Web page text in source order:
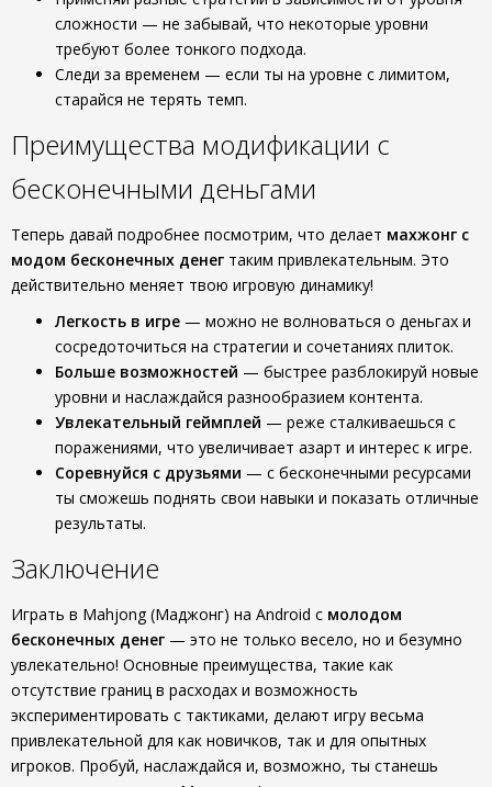
сложности — не забывай, что некоторые уровни
требуют более тонкого подхода.
Следи за временем — если ты на уровне с лимитом,
старайся не терять темп.
Преимущества модификации с
бесконечными деньгами
Теперь давай подробнее посмотрим, что делает махжонг с
модом бесконечных денег таким привлекательным. Это
действительно меняет твою игровую динамику!
Легкость в игре — можно не волноваться о деньгах и
сосредоточиться на стратегии и сочетаниях плиток.
Больше возможностей — быстрее разблокируй новые
уровни и наслаждайся разнообразием контента.
Увлекательный геймплей — реже сталкиваешься с
поражениями, что увеличивает азарт и интерес к игре.
Соревнуйся с друзьями — с бесконечными ресурсами
ты сможешь поднять свои навыки и показать отличные
результаты.
Заключение
Играть в Mahjong (Маджонг) на Android с молодом
бесконечных денег — это не только весело, но и безумно
увлекательно! Основные преимущества, такие как
отсутствие границ в расходах и возможность
экспериментировать с тактиками, делают игру весьма
привлекательной для как новичков, так и для опытных
игроков. Пробуй, наслаждайся и, возможно, ты станешь